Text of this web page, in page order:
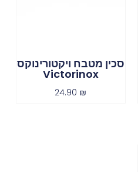
סכין מטבח ויקטורינוקס
Victorinox
24.90 ₪